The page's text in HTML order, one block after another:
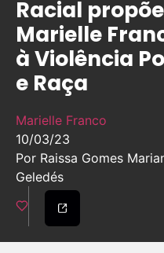
Racial
Marielle
à Violência
e Raça
Marielle Franco
10/03/23
Por Raissa Gomes
Geledés